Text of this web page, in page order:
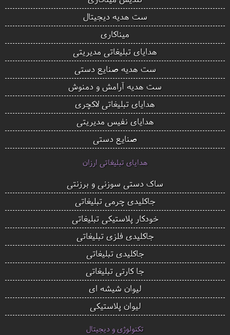
ست هدیه دیجیتال
میناکاری
هدایای تبلیغاتی مدیریتی
ست هدیه صنایع دستی
ست هدیه آرامش و دمنوش
هدایای تبلیغاتی لاکچری
هدایای نفیس مدیریتی
صنایع دستی
هدایای تبلیغاتی ارزان
ساک دستی سوزنی و برزنتی
جاکلیدی چرمی تبلیغاتی
خودکار پلاستیکی تبلیغاتی
جاکلیدی فلزی تبلیغاتی
جاکلیدی تبلیغاتی
جا کارتی تبلیغاتی
لیوان شیشه ای
لیوان پلاستیکی
تکنولوژی و دیجیتال